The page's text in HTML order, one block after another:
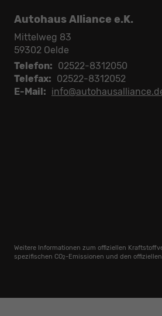
Autohaus Alliance e.K.
Mittelweg 83
59302 Oelde
Telefon: 02522-8312050
Telefax: 02522-8312052
E-Mail:
Weitere Informationen zum offiziellen
spezifischen CO2 -Emissionen und den